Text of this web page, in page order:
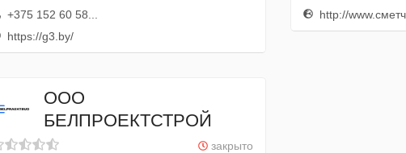
+375 152 60 58...
https://g3.by/
http://
ООО
БЕЛПРОЕКТСТРОЙ
закрыто